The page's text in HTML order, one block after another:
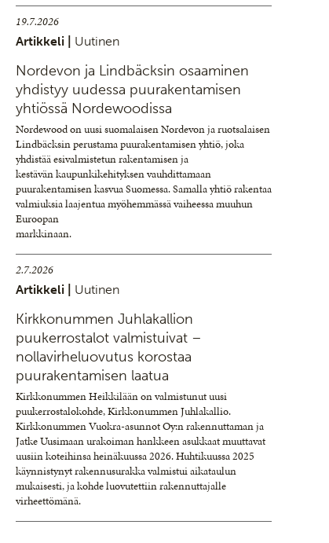
19.7.2026
Artikkeli | Uutinen
Nordevon ja Lindbäcksin osaaminen
yhdistyy uudessa puurakentamisen
yhtiössä Nordewoodissa
Nordewood on uusi suomalaisen Nordevon ja ruotsalaisen
Lindbäcksin perustama puurakentamisen yhtiö, joka
yhdistää esivalmistetun rakentamisen ja
kestävän kaupunkikehityksen vauhdittamaan
puurakentamisen kasvua Suomessa. Samalla yhtiö rakentaa
valmiuksia laajentua myöhemmässä vaiheessa muuhun
Euroopan
markkinaan.
2.7.2026
Artikkeli | Uutinen
Kirkkonummen Juhlakallion
puukerrostalot valmistuivat –
nollavirheluovutus korostaa
puurakentamisen laatua
Kirkkonummen Heikkilään on valmistunut uusi
puukerrostalokohde, Kirkkonummen Juhlakallio.
Kirkkonummen Vuokra-asunnot Oy:n rakennuttaman ja
Jatke Uusimaan urakoiman hankkeen asukkaat muuttavat
uusiin koteihinsa heinäkuussa 2026. Huhtikuussa 2025
käynnistynyt rakennusurakka valmistui aikataulun
mukaisesti, ja kohde luovutettiin rakennuttajalle
virheettömänä.